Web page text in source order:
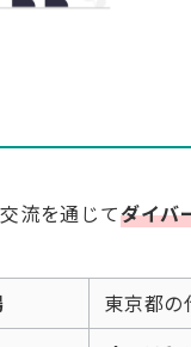
流を通じてダイバ
東京都